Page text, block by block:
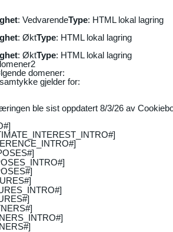
: VedvarendeType: HTML lokal lagring
: ØktType: HTML lokal lagring
: ØktType: HTML lokal lagring
2
domener:
gjelder for:
ble sist oppdatert 8/3/26 av